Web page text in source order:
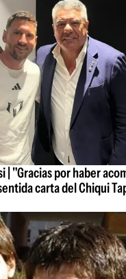
| "Gracias por haber
carta del Chiqui